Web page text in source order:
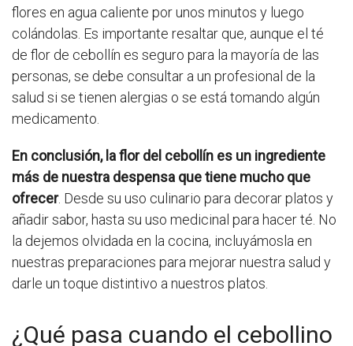
flores en agua caliente por unos minutos y luego
colándolas. Es importante resaltar que, aunque el té
de flor de cebollín es seguro para la mayoría de las
personas, se debe consultar a un profesional de la
salud si se tienen alergias o se está tomando algún
medicamento.
En conclusión, la flor del cebollín es un ingrediente
más de nuestra despensa que tiene mucho que
ofrecer. Desde su uso culinario para decorar platos y
añadir sabor, hasta su uso medicinal para hacer té. No
la dejemos olvidada en la cocina, incluyámosla en
nuestras preparaciones para mejorar nuestra salud y
darle un toque distintivo a nuestros platos.
¿Qué pasa cuando el cebollino